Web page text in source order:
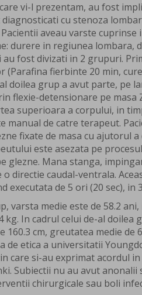
vi-l prezentam, au fost
cu stenoza
aveau varste cuprinse
durere in regiunea lombara,
fost divizati in 2 grupuri.
(Parafina fierbinte 20 min,
doilea grup a avut parte, pe
flexie-detensionare pe masa
superioara a corpului, in
manual de catre terapeut.
fixate de masa cu ajutorul
este asezata pe
glezne. Mana stanga,
directie caudal-ventrala.
executata de 5 ori (20 sec), in
varsta medie este de 58.2 ani,
kg. In cadrul celui de-al doilea
160.3 cm, greutatea medie
de etica a universitatii
care si-au exprimat acordul
Subiectii nu au avut
chirurgicale sau boli